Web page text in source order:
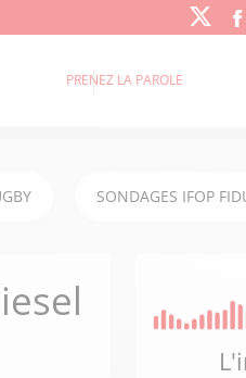
PRENEZ LA PAROLE
SONDAGES IFOP